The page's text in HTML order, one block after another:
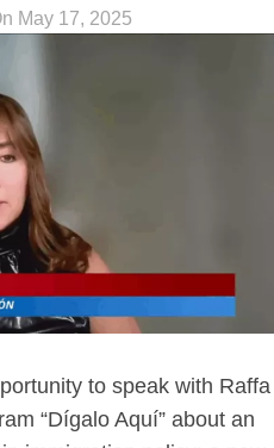
May 17, 2025
to speak with Raffa
“Dígalo Aquí” about an